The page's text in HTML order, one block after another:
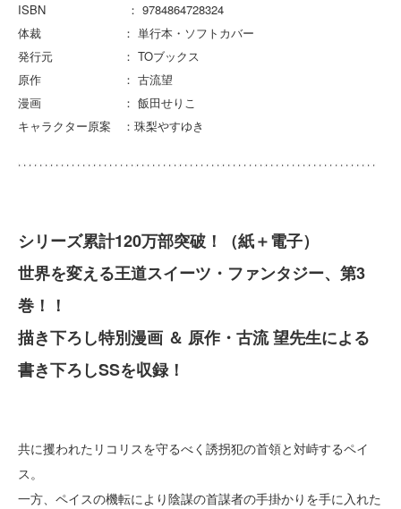
ISBN ： 9784864728324
体裁 ： 単行本・ソフトカバー
発行元 ： TOブックス
原作 ： 古流望
漫画 ： 飯田せりこ
キャラクター原案 ：珠梨やすゆき
シリーズ累計120万部突破！（紙＋電子）
世界を変える王道スイーツ・ファンタジー、第3
巻！！
描き下ろし特別漫画 ＆ 原作・古流 望先生による
書き下ろしSSを収録！
共に攫われたリコリスを守るべく誘拐犯の首領と対峙するペイ
ス。
一方、ペイスの機転により陰謀の首謀者の手掛かりを手に入れた